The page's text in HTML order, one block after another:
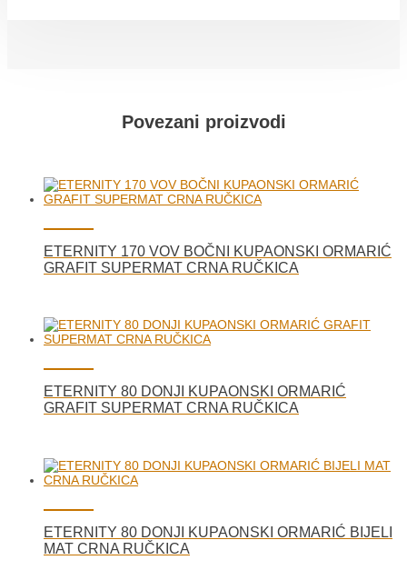
Povezani proizvodi
ETERNITY 170 VOV BOČNI KUPAONSKI ORMARIĆ
GRAFIT SUPERMAT CRNA RUČKICA
ETERNITY 80 DONJI KUPAONSKI ORMARIĆ
GRAFIT SUPERMAT CRNA RUČKICA
ETERNITY 80 DONJI KUPAONSKI ORMARIĆ BIJELI
MAT CRNA RUČKICA